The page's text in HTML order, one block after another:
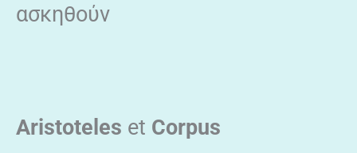
ασκηθούν
Aristoteles et Corpus